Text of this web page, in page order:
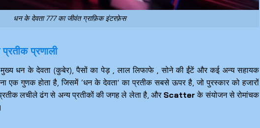
धन के देवता 777 का जीवंत ग्राफ़िक इंटरफ़ेस
प्रणाली
मुख्य धन के देवता (कुबेर), पैसों का पेड़ , लाल लिफाफे , सोने की ईंटें और कई अन्य सहायक
एक गुणक होता है, जिसमें ‘धन के देवता’ का प्रतीक सबसे ऊपर है, जो पुरस्कार को हजारों
लचीले ढंग से अन्य प्रतीकों की जगह ले लेता है, और Scatter के संयोजन से रोमांचक